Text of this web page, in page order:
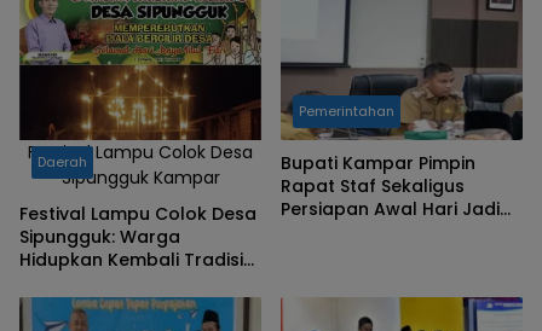
Festival Lampu Colok Desa
Sipungguk Kampar
Daerah
Festival Lampu Colok Desa
Sipungguk: Warga
Hidupkan Kembali Tradisi
Ramadan 1447 H
Pemerintahan
Bupati Kampar Pimpin
Rapat Staf Sekaligus
Persiapan Awal Hari Jadi